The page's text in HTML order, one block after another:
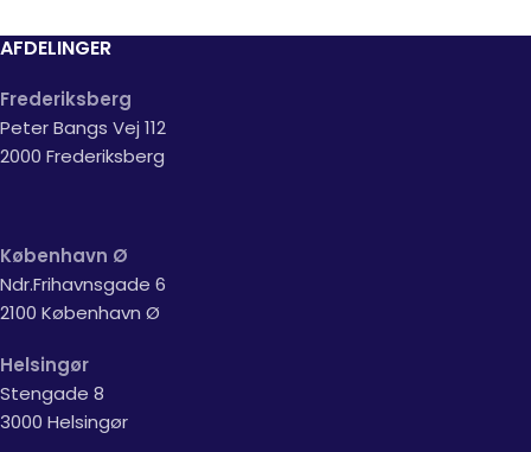
AFDELINGER
Frederiksberg
Peter Bangs Vej 112
2000 Frederiksberg
København Ø
Ndr.Frihavnsgade 6
2100 København Ø
Helsingør
Stengade 8
3000 Helsingør